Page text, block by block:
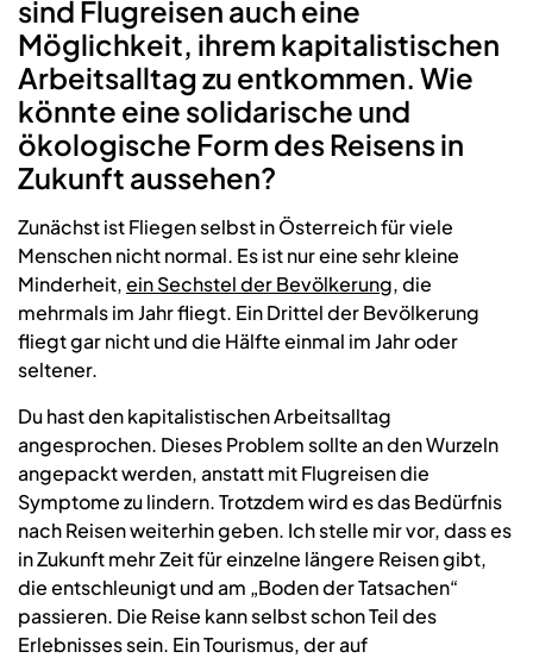
sind Flugreisen auch eine
Möglichkeit, ihrem kapitalistischen
Arbeitsalltag zu entkommen. Wie
könnte eine solidarische und
ökologische Form des Reisens in
Zukunft aussehen?
Zunächst ist Fliegen selbst in Österreich für viele
Menschen nicht normal. Es ist nur eine sehr kleine
Minderheit,ein Sechstel der Bevölkerung, die
mehrmals im Jahr fliegt. Ein Drittel der Bevölkerung
fliegt gar nicht und die Hälfte einmal im Jahr oder
seltener.
Du hast den kapitalistischen Arbeitsalltag
angesprochen. Dieses Problem sollte an den Wurzeln
angepackt werden, anstatt mit Flugreisen die
Symptome zu lindern. Trotzdem wird es das Bedürfnis
nach Reisen weiterhin geben. Ich stelle mir vor, dass es
in Zukunft mehr Zeit für einzelne längere Reisen gibt,
die entschleunigt und am „Boden der Tatsachen“
passieren. Die Reise kann selbst schon Teil des
Erlebnisses sein. Ein Tourismus, der auf